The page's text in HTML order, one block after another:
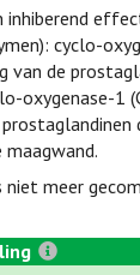
inhiberend
cyclo-
van de
oxygenase-1
maagwand.
meer